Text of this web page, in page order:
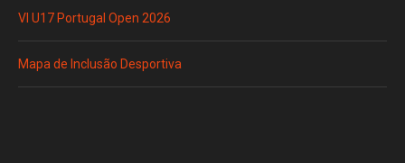
VI U17 Portugal Open 2026
Mapa de Inclusão Desportiva